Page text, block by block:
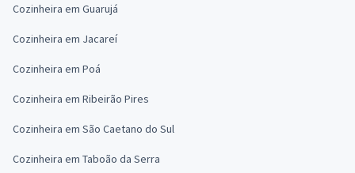
Cozinheira em Guarujá
Cozinheira em Jacareí
Cozinheira em Poá
Cozinheira em Ribeirão Pires
Cozinheira em São Caetano do Sul
Cozinheira em Taboão da Serra